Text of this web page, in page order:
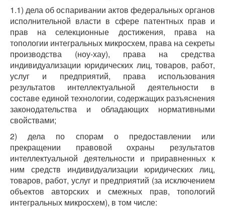
1.1) дела об оспаривании актов федеральных органов
исполнительной власти в сфере патентных прав и
прав на селекционные достижения, права на
топологии интегральных микросхем, права на секреты
производства (ноу-хау), права на средства
индивидуализации юридических лиц, товаров, работ,
услуг и предприятий, права использования
результатов интеллектуальной деятельности в
составе единой технологии, содержащих разъяснения
законодательства и обладающих нормативными
свойствами;
2) дела по спорам о предоставлении или
прекращении правовой охраны результатов
интеллектуальной деятельности и приравненных к
ним средств индивидуализации юридических лиц,
товаров, работ, услуг и предприятий (за исключением
объектов авторских и смежных прав, топологий
интегральных микросхем), в том числе: